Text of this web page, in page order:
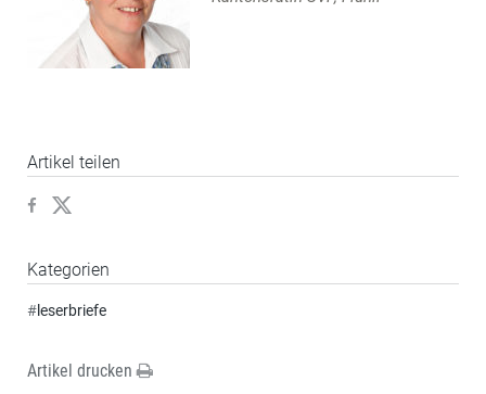
Artikel teilen
Kategorien
#leserbriefe
Artikel drucken